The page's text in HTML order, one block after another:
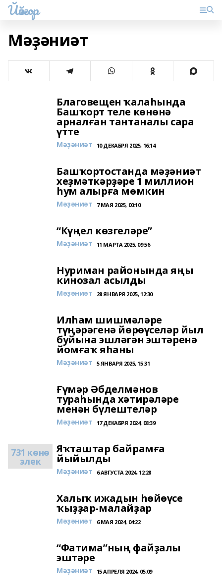
Йәйғор
Мәҙәниәт
Благовещен ҡалаһында
Башҡорт теле көнөнә
арналған тантаналы сара
үтте
Мәҙәниәт 10 ДЕКАБРЯ 2025, 16:14
Башҡортостанда мәҙәниәт
хеҙмәткәрҙәре 1 миллион
һум алырға мөмкин
Мәҙәниәт 7 МАЯ 2025, 00:10
“Күңел көзгеләре”
Мәҙәниәт 11 МАРТА 2025, 09:56
Нуриман районында яңы
кинозал асылды
Мәҙәниәт 28 ЯНВАРЯ 2025, 12:30
Илһам шишмәләре
түңәрәгенә йөрөүселәр йыл
буйына эшләгән эштәренә
йомғаҡ яһаны
Мәҙәниәт 5 ЯНВАРЯ 2025, 15:31
Ғүмәр Әбделмәнов
тураһында хәтирәләре
менән бүлештеләр
Мәҙәниәт 17 ДЕКАБРЯ 2024, 08:39
731 көнө
элек
Яҡташтар байрамға
йыйылды
Мәҙәниәт 6 АВГУСТА 2024, 12:28
Халыҡ ижадын һөйөүсе
ҡыҙҙар-малайҙар
Мәҙәниәт 6 МАЯ 2024, 04:22
“Фатима”ның файҙалы
эштәре
Мәҙәниәт 15 АПРЕЛЯ 2024, 05:09